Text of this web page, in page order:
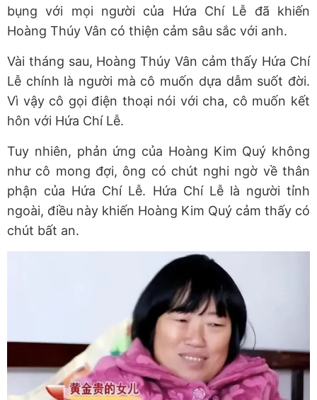
bụng với mọi người của Hứa Chí Lễ đã khiến
Hoàng Thúy Vân có thiện cảm sâu sắc với anh.
Vài tháng sau, Hoàng Thúy Vân cảm thấy Hứa Chí
Lễ chính là người mà cô muốn dựa dẫm suốt đời.
Vì vậy cô gọi điện thoại nói với cha, cô muốn kết
hôn với Hứa Chí Lễ.
Tuy nhiên, phản ứng của Hoàng Kim Quý không
như cô mong đợi, ông có chút nghi ngờ về thân
phận của Hứa Chí Lễ. Hứa Chí Lễ là người tỉnh
ngoài, điều này khiến Hoàng Kim Quý cảm thấy có
chút bất an.